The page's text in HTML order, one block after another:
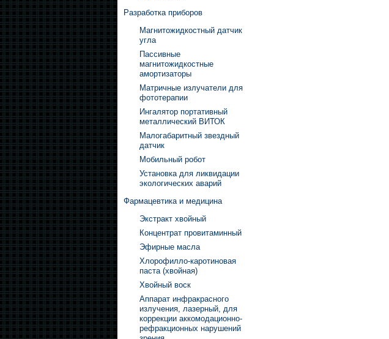
Разработка приборов
Магнитожидкостный датчик
угла
Пассивные
магнитожидкостные
амортизаторы
Матричные излучатели для
фототерапии
Ингалятор портативный
металлический ВИТОК
Малогабаритный звездный
датчик
Мобильный робот
Установка для ликвидации
экологических аварий
Фармацевтика и медицина
Экстракт хвойный
Концентрат провитаминный
Эфирные масла
Хлорофилло-каротиновая
паста (хвойная)
Хвойный воск
Аппарат инфракрасного
излучения, лазерный, для
коррекции аккомодационно-
рефракционных нарушений